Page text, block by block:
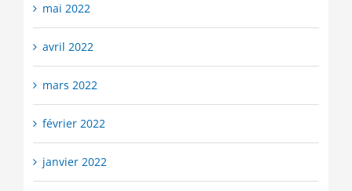
mai 2022
avril 2022
mars 2022
février 2022
janvier 2022